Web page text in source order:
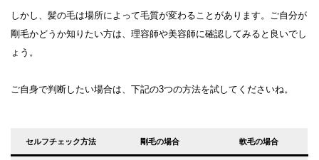
しかし、髪の毛は場所によって毛質が変わることがあります。ご自分が
剛毛かどうか知りたい方は、理容師や美容師に確認してみると良いでし
ょう。
ご自身で判断したい場合は、下記の3つの方法を試してくださいね。
セルフチェック方法 剛毛の場合 軟毛の場合